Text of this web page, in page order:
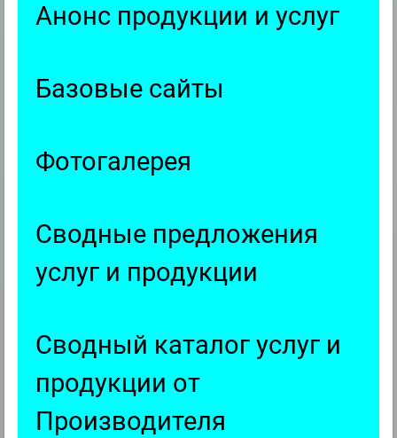
Анонс продукции и услуг
Базовые сайты
Фотогалерея
Сводные предложения
услуг и продукции
Сводный каталог услуг и
продукции от
Производителя